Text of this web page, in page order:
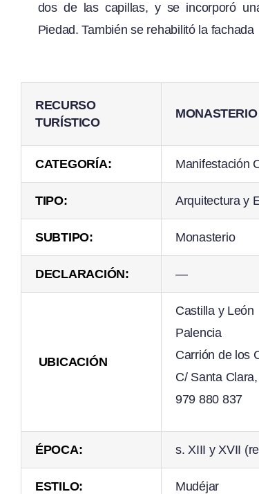
dos de las capillas, y se incorporó
Piedad. También se rehabilitó la fachada
RECURSO
TURÍSTICO
CATEGORÍA: Manifestación
TIPO: Arquitectura y
SUBTIPO: Monasterio
DECLARACIÓN: —
UBICACIÓN
Castilla y León
Palencia
Carrión de los
C/ Santa
979 880 837
ÉPOCA: s. XIII y XVII
ESTILO: Mudéjar